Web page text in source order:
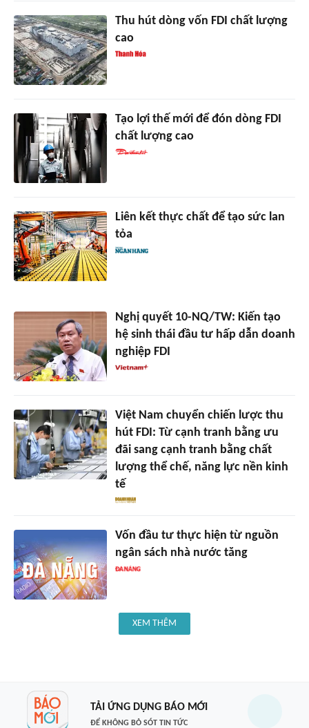
Thu hút dòng vốn FDI chất lượng
cao
Tạo lợi thế mới để đón dòng FDI
chất lượng cao
Liên kết thực chất để tạo sức lan
tỏa
Nghị quyết 10-NQ/TW: Kiến tạo
hệ sinh thái đầu tư hấp dẫn doanh
nghiệp FDI
Việt Nam chuyển chiến lược thu
hút FDI: Từ cạnh tranh bằng ưu
đãi sang cạnh tranh bằng chất
lượng thể chế, năng lực nền kinh
tế
Vốn đầu tư thực hiện từ nguồn
ngân sách nhà nước tăng
XEM THÊM
TẢI ỨNG DỤNG BÁO MỚI
ĐỂ KHÔNG BỎ SÓT TIN TỨC